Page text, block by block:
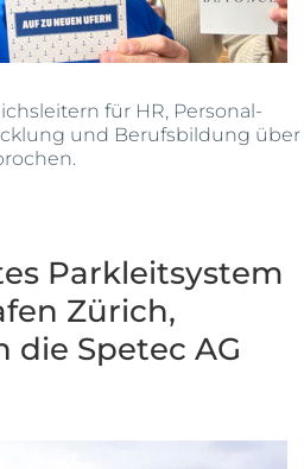
für HR, Personal-
und Berufsbildung über
Parkleitsystem
Zürich,
die Spetec AG